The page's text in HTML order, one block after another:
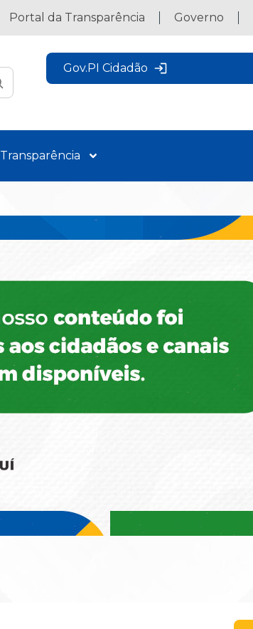
Portal da Transparência Governo
Gov.PI Cidadão
Transparência